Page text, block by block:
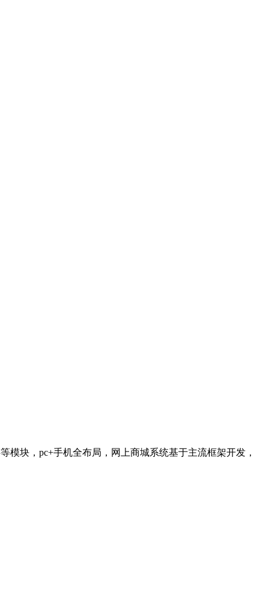
模块，pc+手机全布局，网上商城系统基于主流框架开发，